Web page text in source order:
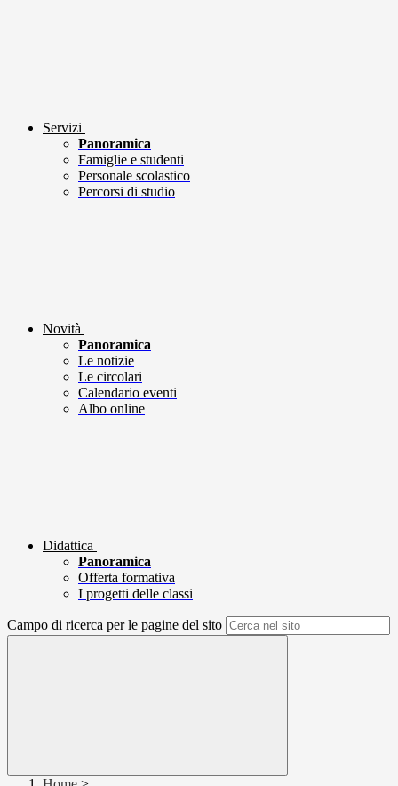
Servizi
Panoramica
Famiglie e studenti
Personale scolastico
Percorsi di studio
Novità
Panoramica
Le notizie
Le circolari
Calendario eventi
Albo online
Didattica
Panoramica
Offerta formativa
I progetti delle classi
Campo di ricerca per le pagine del sito